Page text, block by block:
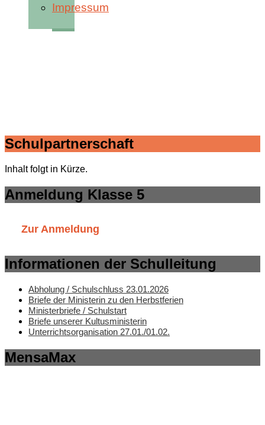
Impressum
Schulpartnerschaft
Inhalt folgt in Kürze.
Anmeldung Klasse 5
Zur Anmeldung
Informationen der Schulleitung
Abholung / Schulschluss 23.01.2026
Briefe der Ministerin zu den Herbstferien
Ministerbriefe / Schulstart
Briefe unserer Kultusministerin
Unterrichtsorganisation 27.01./01.02.
MensaMax